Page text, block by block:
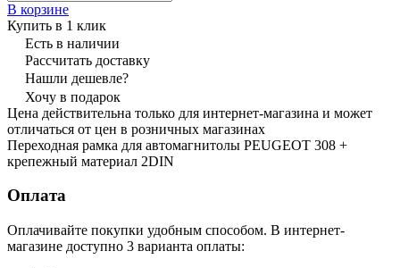
В корзине
Купить в 1 клик
Есть в наличии
Рассчитать доставку
Нашли дешевле?
Хочу в подарок
Цена действительна только для интернет-магазина и может
отличаться от цен в розничных магазинах
Переходная рамка для автомагнитолы PEUGEOT 308 +
крепежный материал 2DIN
Оплата
Оплачивайте покупки удобным способом. В интернет-
магазине доступно 3 варианта оплаты: